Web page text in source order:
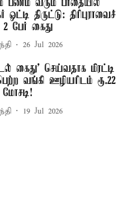
பணம் வரும் பாதையில்
ஒட்டி திருட்டு: திரிபுராவைச்
2 பேர் கைது
26 Jul 2026
கைது' செய்வதாக மிரட்டி
வங்கி ஊழியரிடம் ரூ.22
19 Jul 2026